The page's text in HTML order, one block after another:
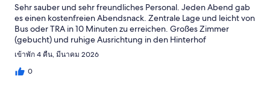
Sehr sauber und sehr freundliches Personal. Jeden Abend gab
es einen kostenfreien Abendsnack. Zentrale Lage und leicht von
Bus oder TRA in 10 Minuten zu erreichen. Großes Zimmer
(gebucht) und ruhige Ausrichtung in den Hinterhof
เข้าพัก 4 คืน, มีนาคม 2026
0